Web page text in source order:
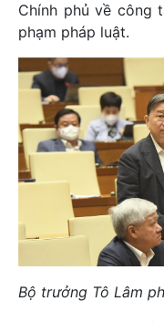
Chính phủ về công
phạm pháp luật.
Bộ trưởng Tô Lâm